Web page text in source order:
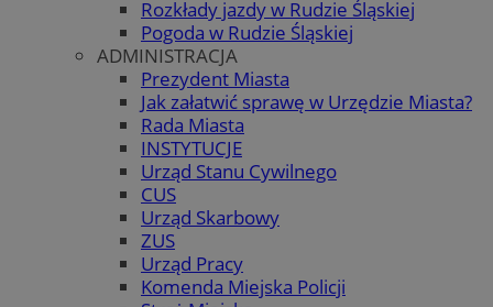
Rozkłady jazdy w Rudzie Śląskiej
Pogoda w Rudzie Śląskiej
ADMINISTRACJA
Prezydent Miasta
Jak załatwić sprawę w Urzędzie Miasta?
Rada Miasta
INSTYTUCJE
Urząd Stanu Cywilnego
CUS
Urząd Skarbowy
ZUS
Urząd Pracy
Komenda Miejska Policji